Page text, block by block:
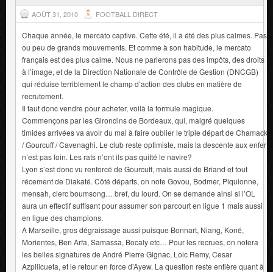
AOÛT 31, 2010 FOOTBALL DIRECT
Chaque année, le mercato captive. Cette été, il a été des plus calmes. Pas
ou peu de grands mouvements. Et comme à son habitude, le mercato
français est des plus calme. Nous ne parlerons pas des impôts, des droits
à l’image, et de la Direction Nationale de Contrôle de Gestion (DNCGB)
qui réduise terriblement le champ d’action des clubs en matière de
recrutement.
Il faut donc vendre pour acheter, voilà la formule magique.
Commençons par les Girondins de Bordeaux, qui, malgré quelques
timides arrivées va avoir du mal à faire oublier le triple départ de Chamack
/ Gourcuff / Cavenaghi. Le club reste optimiste, mais la descente aux enfer
n’est pas loin. Les rats n’ont ils pas quitté le navire?
Lyon s’est donc vu renforcé de Gourcuff, mais aussi de Briand et tout
récement de Diakaté. Côté départs, on note Govou, Bodmer, Piquionne,
mensah, clerc boumsong… bref, du lourd. On se demande ainsi si l’OL
aura un effectif suffisant pour assumer son parcourt en ligue 1 mais aussi
en ligue des champions.
A Marseille, gros dégraissage aussi puisque Bonnart, Niang, Koné,
Morientes, Ben Arfa, Samassa, Bocaly etc… Pour les recrues, on notera
les belles signatures de André Pierre Gignac, Loic Remy, Cesar
Azpilicueta, et le retour en force d’Ayew. La question reste entière quant à